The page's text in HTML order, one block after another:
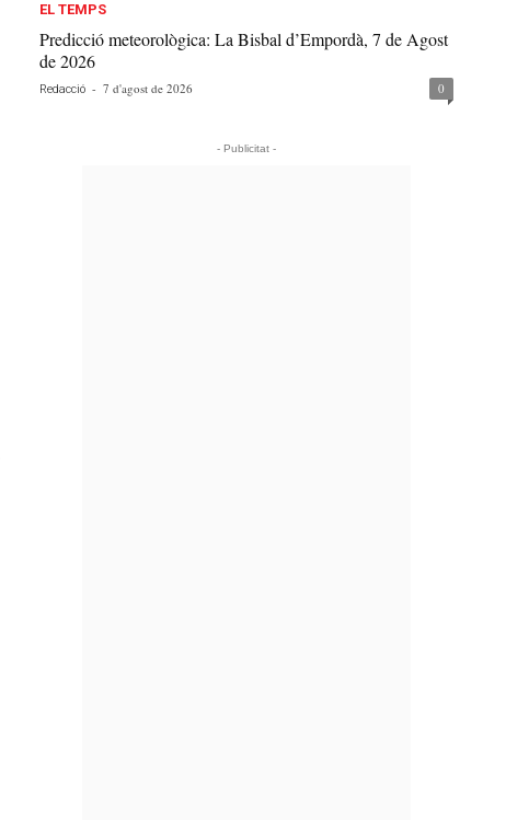
EL TEMPS
Predicció meteorològica: La Bisbal d’Empordà, 7 de Agost
de 2026
Redacció - 7 d'agost de 2026 0
- Publicitat -